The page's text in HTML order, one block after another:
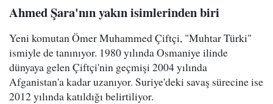
Ahmed Şara'nın yakın isimlerinden biri
Yeni komutan Ömer Muhammed Çiftçi, "Muhtar Türki"
ismiyle de tanınıyor. 1980 yılında Osmaniye ilinde
dünyaya gelen Çiftçi'nin geçmişi 2004 yılında
Afganistan'a kadar uzanıyor. Suriye'deki savaş sürecine ise
2012 yılında katıldığı belirtiliyor.